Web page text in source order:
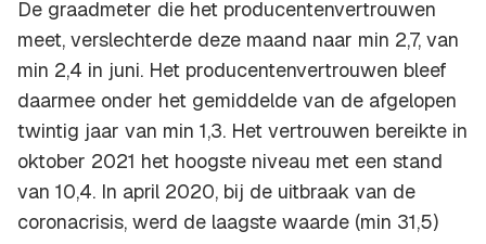
De graadmeter die het producentenvertrouwen
meet, verslechterde deze maand naar min 2,7, van
min 2,4 in juni. Het producentenvertrouwen bleef
daarmee onder het gemiddelde van de afgelopen
twintig jaar van min 1,3. Het vertrouwen bereikte in
oktober 2021 het hoogste niveau met een stand
van 10,4. In april 2020, bij de uitbraak van de
coronacrisis, werd de laagste waarde (min 31,5)